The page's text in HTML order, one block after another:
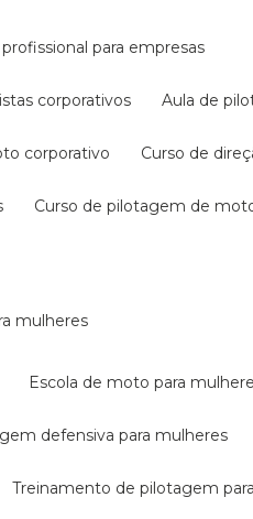
para empresas
corporativos aula de
corporativo curso de
curso de pilotagem de
mulheres
escola de moto para
defensiva para mulheres
treinamento de pilotagem